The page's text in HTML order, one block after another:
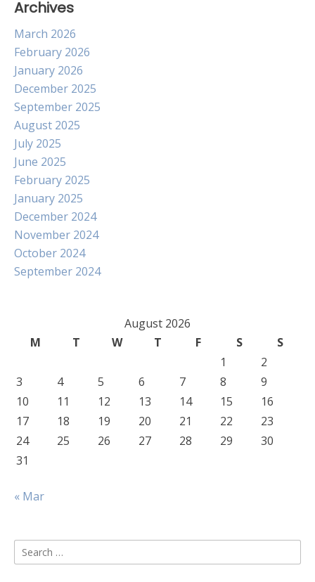
Archives
March 2026
February 2026
January 2026
December 2025
September 2025
August 2025
July 2025
June 2025
February 2025
January 2025
December 2024
November 2024
October 2024
September 2024
August 2026
M
T W T F S
S
1
2
3
4 5 6 7 8
9
10
11 12 13 14 15
16
17
18 19 20 21 22
23
24
25 26 27 28 29
30
31
« Mar
Search
for: